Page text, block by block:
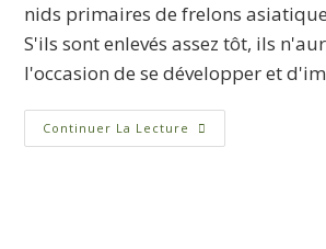
nids primaires de frelons
S'ils sont enlevés assez tôt, ils
l'occasion de se développer et
Continuer La Lecture